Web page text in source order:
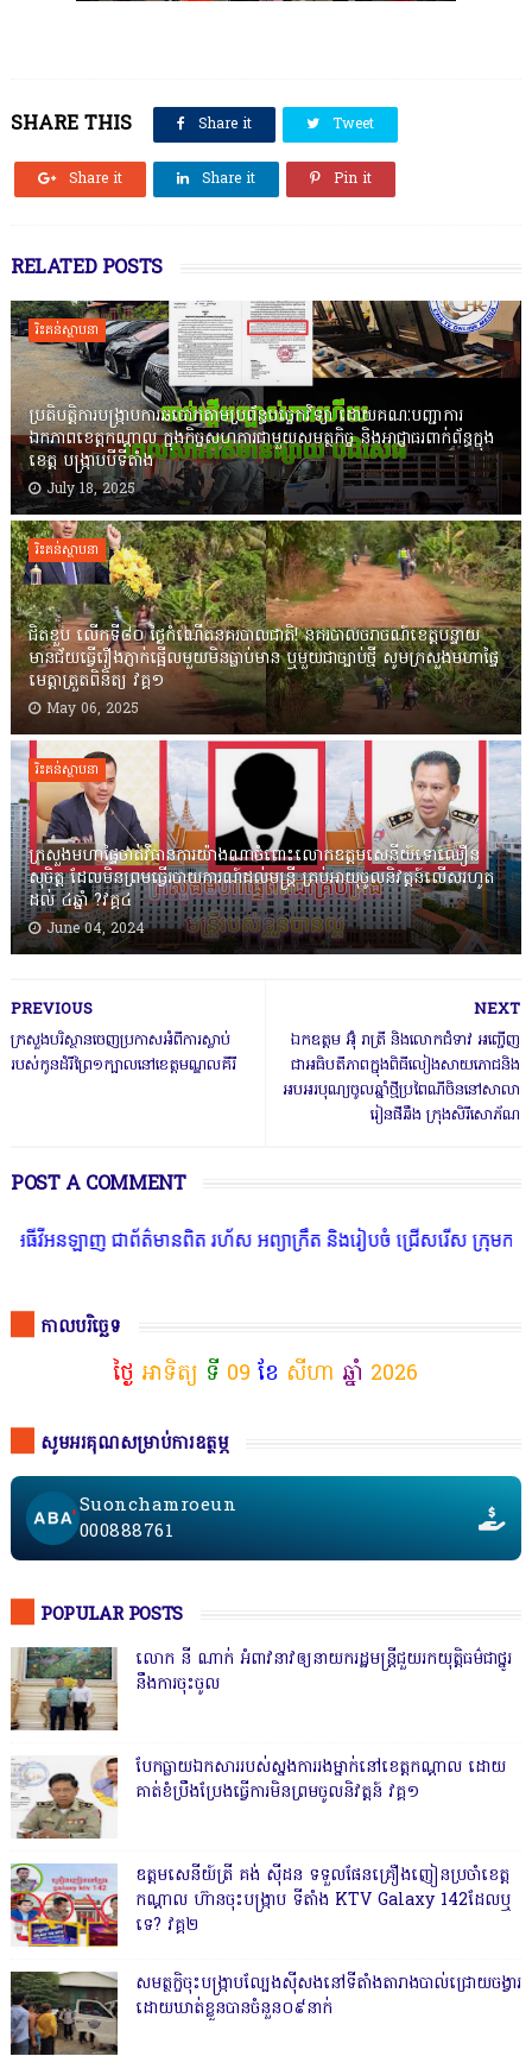
SHARE THIS Share it Tweet
Share it Share it Pin it
RELATED POSTS
រិះគន់ស្ថាបនា
ប្រតិបត្តិការបង្រ្កាបការឆបោកតាមប្រព័ន្ធបច្ចេកវិទ្យា ដោយគណៈបញ្ជាការ
ឯកភាពខេត្តកណ្តាល ក្នុងកិច្ចសហការជាមួយសមត្ថកិច្ច និងអាជ្ញាធរពាក់ព័ន្ធក្នុង
ខេត្ត បង្ក្រាបបីទីតាំង
July 18, 2025
រិះគន់ស្ថាបនា
ជិតខួប លើកទី៨០ ថ្ងៃកំណើតនគរបាលជាតិ! នគរបាលចរាចណ៍ខេត្តបន្ទាយ
មានជ័យធ្វើរឿងភ្ញាក់ផ្អើលមួយមិនធ្លាប់មាន ឬមួយជាច្បាប់ថ្មី សូមក្រសួងមហាផ្ទៃ
មេត្តាត្រួតពិនិត្យ វគ្គ១
May 06, 2025
រិះគន់ស្ថាបនា
ក្រសួងមហាផ្ទៃចាត់វិធានការយ៉ាងណាចំពោះលោកឧត្តមសេនីយ៍ទោឈឿន
សុចិត្ត ដែលមិនព្រមធ្វើរបាយការណ៍ដល់មន្ត្រី គ្រប់អាយុចូលនិវត្តន៍លើសរហូត
ដល់ ៤ឆ្នាំ ?វគ្គ៤
June 04, 2024
NEXT
ឯកឧត្តម អ៊ុំ រាត្រី និងលោកជំទាវ អញ្ជើញ
ជាអធិបតីភាពក្នុងពិធីលៀងសាយភោជនិង
អបអរបុណ្យចូលឆ្នាំថ្មីប្រពៃណីចិននៅសាលា
រៀនផីឆឹង ក្រុងសិរីសោភ័ណ
PREVIOUS
ក្រសួងបរិស្ថានចេញប្រកាសអំពីការស្លាប់
របស់កូនដំរីព្រៃ១ក្បាលនៅខេត្តមណ្ឌលគីរី
POST A COMMENT
ជាព័ត៌មានពិត រហ័ស អព្យាក្រឹត និងរៀបចំ ជ្រើសរើស ក្រុមការងារ នៅត
កាលបរិច្ឆេទ
ថ្ងៃ អាទិត្យ ទី 09 ខែ សីហា ឆ្នាំ 2026
សូមអរគុណសម្រាប់ការឧត្ថម្ភ
Suonchamroeun
000888761
POPULAR POSTS
លោក នី ណាក់ អំពាវនាវឲ្យនាយករដ្ឋមន្ត្រីជួយរកយុត្តិធម៌ជាថ្នូរ
នឹងការចុះចូល
បែកធ្លាយឯកសាររបស់ស្នងការរងម្នាក់នៅខេត្តកណ្ដាល ដោយ
គាត់ខំប្រឹងប្រែងធ្វើការមិនព្រមចូលនិវត្តន៍ វគ្គ១
ឧត្តមសេនីយ៍ត្រី គង់ ស៊ីដន ទទួលផែនគ្រឿងញៀនប្រចាំខេត្ត
កណ្តាល ហ៊ានចុះបង្ក្រាប ទីតាំង KTV Galaxy 142ដែលឬ
ទេ? វគ្គ២
សមត្ថកិ្ចចុះបង្ក្រាបល្បែងស៊ីសងនៅទីតាំងតារាងបាល់ជ្រោយចង្វារ
ដោយឃាត់ខ្លួនបានចំនួន០៩នាក់